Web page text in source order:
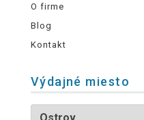
O firme
Blog
Kontakt
Výdajné miesto